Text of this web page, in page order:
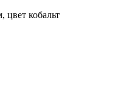
цвет кобальт